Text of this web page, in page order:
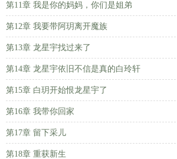
第11章 我是你的妈妈，你们是姐弟
第12章 我要带阿玥离开魔族
第13章 龙星宇找过来了
第14章 龙星宇依旧不信是真的白玲轩
第15章 白玥开始恨龙星宇了
第16章 我带你回家
第17章 留下采儿
第18章 重获新生